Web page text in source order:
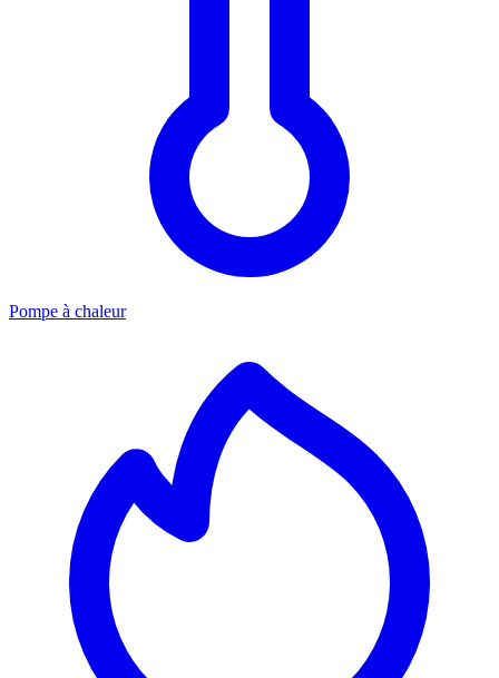
Pompe à chaleur